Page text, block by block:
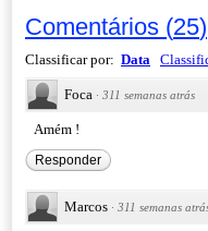
Comentários (25)
Classificar por: Data
Foca · 311 semanas atrás
Amém !
Responder
Marcos · 311 semanas